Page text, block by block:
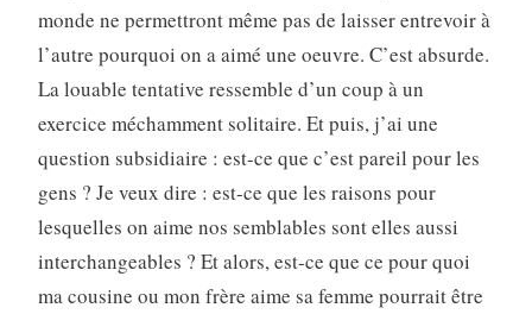
monde ne permettront même pas de laisser entrevoir à
l’autre pourquoi on a aimé une oeuvre. C’est absurde.
La louable tentative ressemble d’un coup à un
exercice méchamment solitaire. Et puis, j’ai une
question subsidiaire : est-ce que c’est pareil pour les
gens ? Je veux dire : est-ce que les raisons pour
lesquelles on aime nos semblables sont elles aussi
interchangeables ? Et alors, est-ce que ce pour quoi
ma cousine ou mon frère aime sa femme pourrait être